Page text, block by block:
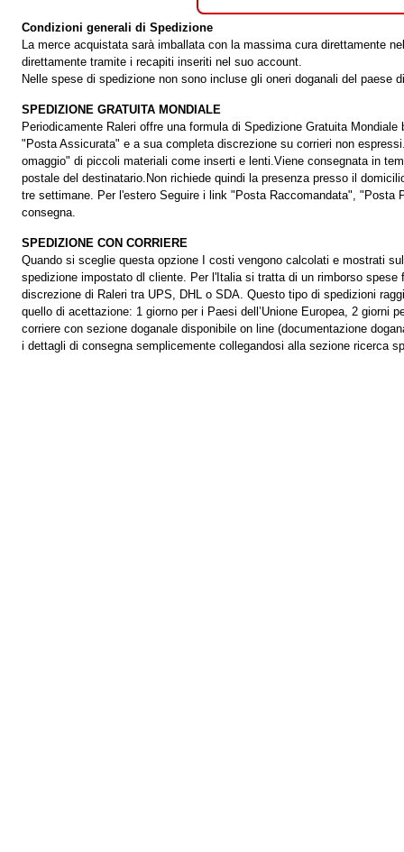
Condizioni generali di Spedizione
La merce acquistata sarà imballata con la massima cura direttamente
direttamente tramite i recapiti inseriti nel suo account.
Nelle spese di spedizione non sono incluse gli oneri doganali del paese
SPEDIZIONE GRATUITA MONDIALE
Periodicamente Raleri offre una formula di Spedizione Gratuita
"Posta Assicurata" e a sua completa discrezione su corrieri non
omaggio" di piccoli materiali come inserti e lenti.Viene consegnata in
postale del destinatario.Non richiede quindi la presenza presso il
tre settimane. Per l'estero Seguire i link "Posta Raccomandata",
consegna.
SPEDIZIONE CON CORRIERE
Quando si sceglie questa opzione I costi vengono calcolati e mostrati
spedizione impostato dl cliente. Per l'Italia si tratta di un rimborso
discrezione di Raleri tra UPS, DHL o SDA. Questo tipo di spedizioni
quello di acettazione: 1 giorno per i Paesi dell’Unione Europea, 2 giorni
corriere con sezione doganale disponibile on line (documentazione
i dettagli di consegna semplicemente collegandosi alla sezione ricerca